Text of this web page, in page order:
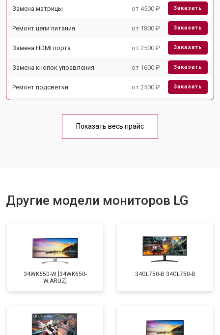
Замена матрицы от 4500 ₽ Заказать
Ремонт цепи питания от 1800 ₽ Заказать
Замена HDMI порта от 2500 ₽ Заказать
Замена кнопок управления от 1600 ₽ Заказать
Ремонт подсветки от 2500 ₽ Заказать
Показать весь прайс
Другие модели мониторов LG
34WK650-W [34WK650-
W.ARUZ]
34GL750-B 34GL750-B